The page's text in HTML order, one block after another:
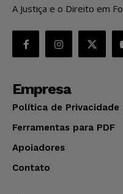
A Justiça e o Direito em
Empresa
Política de Privacidade
Ferramentas para PDF
Apoiadores
Contato